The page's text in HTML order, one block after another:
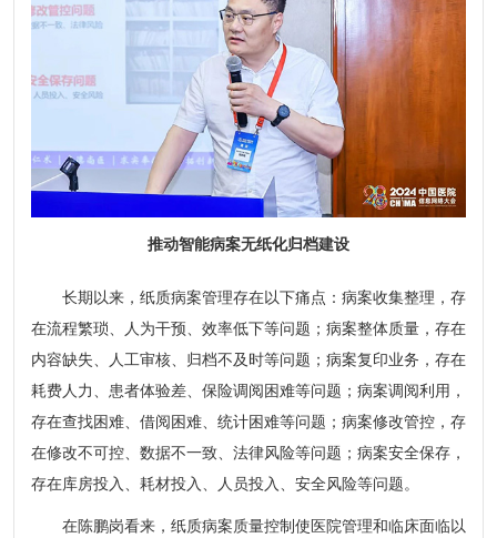
推动智能病案无纸化归档建设
长期以来，纸质病案管理存在以下痛点：病案收集整理，存
在流程繁琐、人为干预、效率低下等问题；病案整体质量，存在
内容缺失、人工审核、归档不及时等问题；病案复印业务，存在
耗费人力、患者体验差、保险调阅困难等问题；病案调阅利用，
存在查找困难、借阅困难、统计困难等问题；病案修改管控，存
在修改不可控、数据不一致、法律风险等问题；病案安全保存，
存在库房投入、耗材投入、人员投入、安全风险等问题。
在陈鹏岗看来，纸质病案质量控制使医院管理和临床面临以